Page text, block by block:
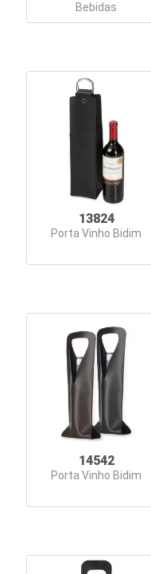
Bebidas
13824
Porta Vinho Bidim
14542
Porta Vinho Bidim